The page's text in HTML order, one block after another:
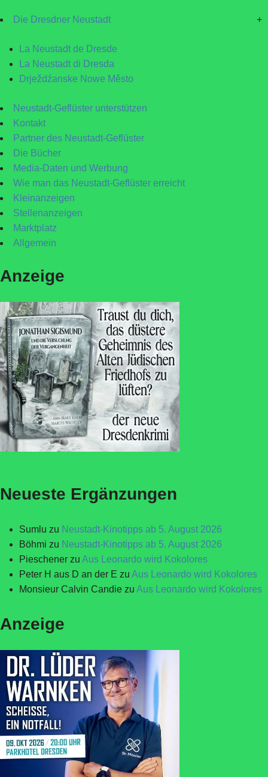
Die Dresdner Neustadt +
La Neustadt de Dresde
La Neustadt di Dresda
Drježdźanske Nowe Město
Neustadt-Geflüster unterstützen
Kontakt
Partner des Neustadt-Geflüster
Die Bücher
Media-Daten und Werbung
Wie man das Neustadt-Geflüster erreicht
Kleinanzeigen
Stellenanzeigen
Marktplatz
Allgemein
Anzeige
Neueste Ergänzungen
Sumlu zu Neustadt-Kinotipps ab 5. August 2026
Böhmi zu Neustadt-Kinotipps ab 5. August 2026
Pieschener zu Aus Leonardo wird Kokolores
Peter H aus D an der E zu Aus Leonardo wird Kokolores
Monsieur Calvin Candie zu Aus Leonardo wird Kokolores
Anzeige